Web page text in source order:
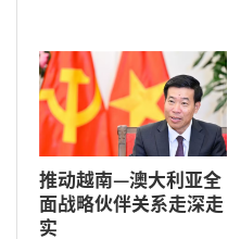
推动越南—澳大利亚全
面战略伙伴关系走深走
实